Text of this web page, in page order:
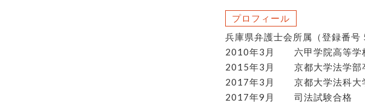
プロフィール
兵庫県弁護士会所属（登録番号
2010年3月 六甲学院高等学
2015年3月 京都大学法学部
2017年3月 京都大学法科大
2017年9月 司法試験合格